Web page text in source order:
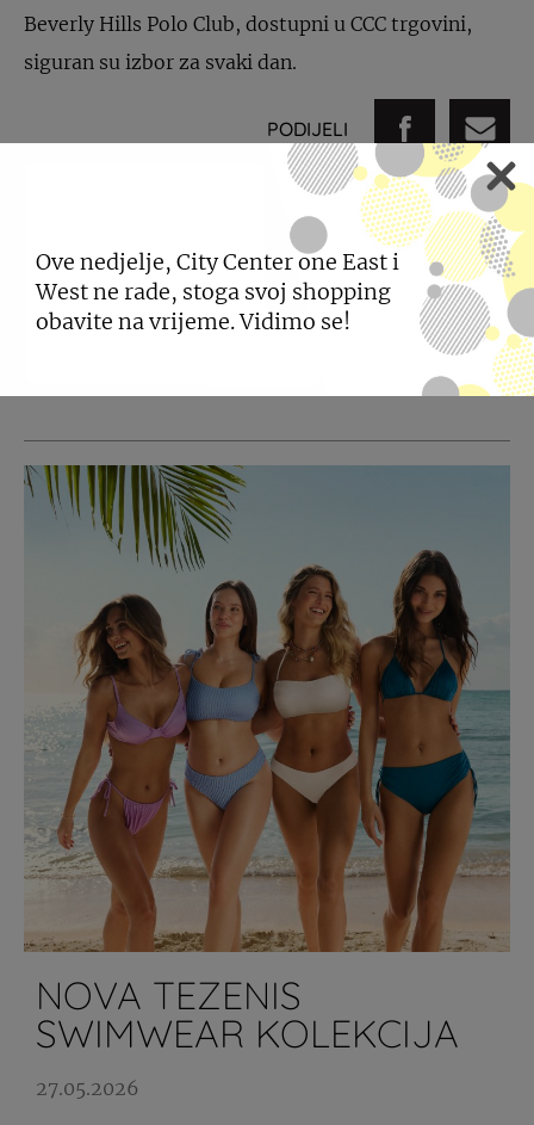
Beverly Hills Polo Club, dostupni u CCC trgovini,
siguran su izbor za svaki dan.
PODIJELI
POGLEDAJTE JOŠ
NOVA TEZENIS
SWIMWEAR KOLEKCIJA
27.05.2026
Ove nedjelje, City Center one East i
West ne rade, stoga svoj shopping
obavite na vrijeme. Vidimo se!